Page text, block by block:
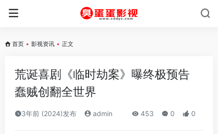
首页 • 影视资讯 • 正文
荒诞喜剧《临时劫案》曝终极预告
蠢贼创翻全世界
3年前 (2024)发布 admin 453 0 0